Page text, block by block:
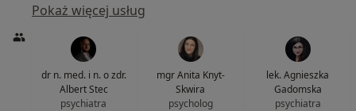
Pokaż więcej usług
dr n. med. i n. o zdr.
Albert Stec
psychiatra
mgr Anita Knyt-
Skwira
psycholog
lek. Agnieszka
Gadomska
psychiatra